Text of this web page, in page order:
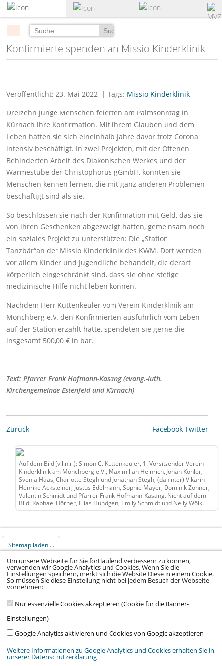
zum
Hauptinhalt
Suchen
Konfirmierte spenden an Missio Kinderklinik
Veröffentlicht: 23. Mai 2022 | Tags: Missio Kinderklinik
Dreizehn junge Menschen feierten am Palmsonntag in
Kürnach ihre Konfirmation. Mit ihrem Glauben und dem
Leben hatten sie sich eineinhalb Jahre davor trotz Corona
intensiv beschäftigt. In zwei Projekten, mit der Offenen
Behinderten Arbeit des Diakonischen Werkes und der
Wärmestube der Christophorus gGmbH, konnten sie
Menschen kennen lernen, die mit ganz anderen Problemen
beschäftigt sind als sie.
So beschlossen sie nach der Konfirmation mit Geld, das sie
von ihren Geschenken abgezweigt hatten, gemeinsam noch
ein soziales Projekt zu unterstützen: Die „Station
Tanzbär“an der Missio Kinderklinik des KWM. Dort werden
vor allem Kinder und Jugendliche behandelt, die derart
körperlich eingeschränkt sind, dass sie ohne stetige
medizinische Hilfe nicht leben können.
Nachdem Herr Kuttenkeuler vom Verein Kinderklinik am
Mönchberg e.V. den Konfirmierten ausführlich vom Leben
auf der Station erzählt hatte, spendeten sie gerne die
insgesamt 500,00 € in bar.
Text: Pfarrer Frank Hofmann-Kasang (evang.-luth.
Kirchengemeinde Estenfeld und Kürnach)
Zurück Facebook Twitter
Auf dem Bild (v.l.n.r.): Simon C. Kuttenkeuler, 1. Vorsitzender Verein
Kinderklinik am Mönchberg e.V., Maximilian Heinrich, Jonah Köhler,
Svenja Haas, Charlotte Stegh und Jonathan Stegh, (dahinter) Vikarin
Henrike Acksteiner, Justus Edelmann, Sophie Mayer, Dominik Zohner,
Valentin Schmidt und Pfarrer Frank Hofmann-Kasang. Nicht auf dem
Bild: Raphael Hörner, Elias Hündgen, Emily Schmidt und Nelly Wölk.
Sitemap laden ...
© 2026 Klinikum Würzburg Mitte gGmbH •
Impressum• Datenschutz•Datenschutz Social
Stiftung Juliusspital Würzburg
Um unsere Webseite für Sie fortlaufend verbessern zu können,
verwenden wir Google Analytics und Cookies. Wenn Sie die
Einstellungen speichern, merkt sich die Website Diese in einem Cookie.
So müssen Sie diese Einstellung nicht bei jedem Besuch der Webseite
vornehmen:
Nur essenzielle Cookies akzeptieren (Cookie für die Banner-
Einstellungen)
Google Analytics aktivieren und Cookies von Google akzeptieren
Weitere Informationen zu Google Analytics und Cookies erhalten Sie in
unserer Datenschutzerklärung